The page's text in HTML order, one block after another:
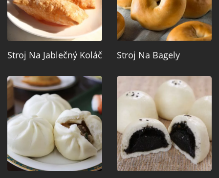
Stroj Na Jablečný Koláč Stroj Na Bagely